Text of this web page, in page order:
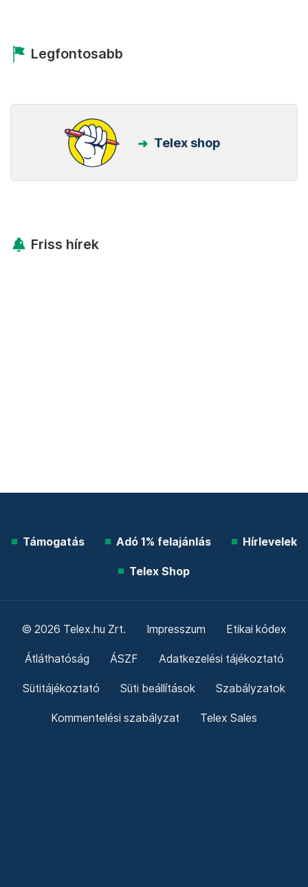
Legfontosabb
Telex shop
Friss hírek
Támogatás Adó 1% felajánlás Hírlevelek
Telex Shop
© 2026 Telex.hu Zrt. Impresszum Etikai kódex
Átláthatóság ÁSZF Adatkezelési tájékoztató
Sütitájékoztató Süti beállítások Szabályzatok
Kommentelési szabályzat Telex Sales